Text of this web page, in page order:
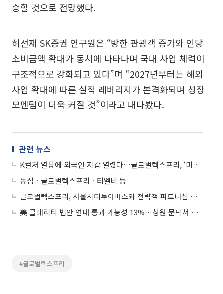
승할 것으로 전망했다.
허선재 SK증권 연구원은 “방한 관광객 증가와 인당
소비금액 확대가 동시에 나타나며 국내 사업 체력이
구조적으로 강화되고 있다”며 “2027년부터는 해외
사업 확대에 따른 실적 레버리지가 본격화되며 성장
모멘텀이 더욱 커질 것”이라고 내다봤다.
관련 뉴스
K컬처 열풍에 외국인 지갑 열렸다…글로벌텍스프리, ‘미용성형 일몰’ 뚫고 1분기 사상 최대 실적
농심ㆍ글로벌텍스프리ㆍ티엘비 등
글로벌텍스프리, 서울시티투어버스와 전략적 파트너십 강화 MOU 체결
美 클래리티 법안 연내 통과 가능성 13%…상원 문턱서 제동
#글로벌텍스프리